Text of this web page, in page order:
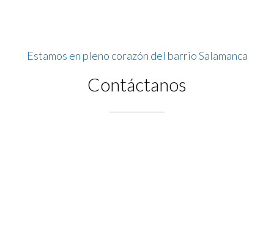
Estamos en pleno corazón del barrio Salamanca
Contáctanos